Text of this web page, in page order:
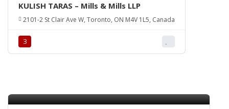
KULISH TARAS – Mills & Mills LLP
2101-2 St Clair Ave W, Toronto, ON M4V 1L5, Canada
З